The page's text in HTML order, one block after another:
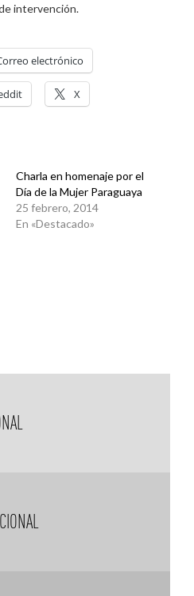
intervención.
electrónico
X
Charla en homenaje por el
Día de la Mujer Paraguaya
25 febrero, 2014
En «Destacado»